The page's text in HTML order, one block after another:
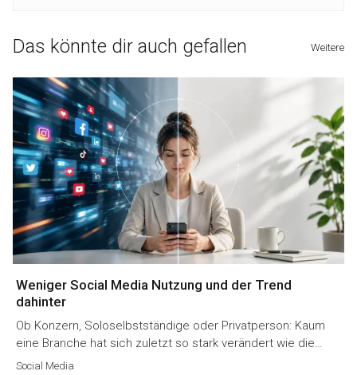
Das könnte dir auch gefallen Weitere
Weniger Social Media Nutzung und der Trend
dahinter
Ob Konzern, Soloselbstständige oder Privatperson: Kaum
eine Branche hat sich zuletzt so stark verändert wie die…
Social Media